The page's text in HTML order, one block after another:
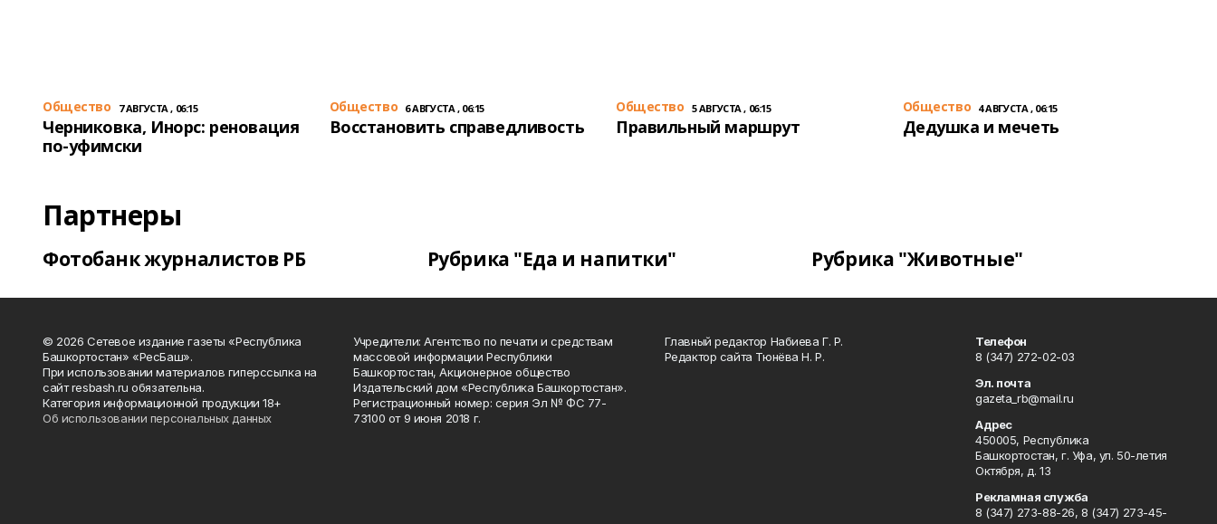
Общество 7 АВГУСТА , 06:15
Черниковка, Инорс: реновация
по-уфимски
Общество 6 АВГУСТА , 06:15
Восстановить справедливость
Общество 5 АВГУСТА , 06:15
Правильный маршрут
Общество 4 АВГУСТА , 06:15
Дедушка и мечеть
Партнеры
Фотобанк журналистов РБ Рубрика "Еда и напитки" Рубрика "Животные"
© 2026 Сетевое издание газеты «Республика
Башкортостан» «РесБаш».
При использовании материалов гиперссылка на
сайт resbash.ru обязательна.
Категория информационной продукции 18+
Об использовании персональных данных
Учредители: Агентство по печати и средствам
массовой информации Республики
Башкортостан, Акционерное общество
Издательский дом «Республика Башкортостан».
Регистрационный номер: серия Эл № ФС 77-
73100 от 9 июня 2018 г.
Главный редактор Набиева Г. Р.
Редактор сайта Тюнёва Н. Р.
Телефон
8 (347) 272-02-03
Эл. почта
gazeta_rb@mail.ru
Адрес
450005, Республика
Башкортостан, г. Уфа, ул. 50-летия
Октября, д. 13
Рекламная служба
8 (347) 273-88-26, 8 (347) 273-45-